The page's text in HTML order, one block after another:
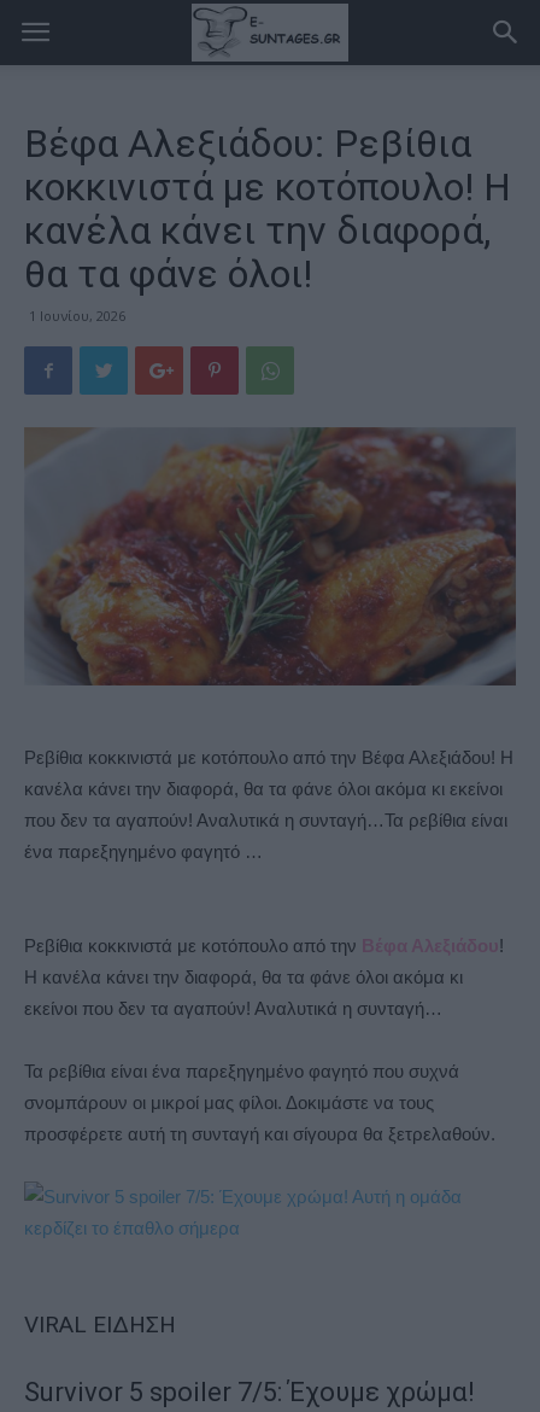
Βέφα Αλεξιάδου: Ρεβίθια
κοκκινιστά με κοτόπουλο! Η
κανέλα κάνει την διαφορά,
θα τα φάνε όλοι!
1 Ιουνίου, 2026
Ρεβίθια κοκκινιστά με κοτόπουλο από την Βέφα Αλεξιάδου! Η
κανέλα κάνει την διαφορά, θα τα φάνε όλοι ακόμα κι εκείνοι
που δεν τα αγαπούν! Αναλυτικά η συνταγή…Τα ρεβίθια είναι
ένα παρεξηγημένο φαγητό …
Ρεβίθια κοκκινιστά με κοτόπουλο από την Βέφα Αλεξιάδου!
Η κανέλα κάνει την διαφορά, θα τα φάνε όλοι ακόμα κι
εκείνοι που δεν τα αγαπούν! Αναλυτικά η συνταγή…
Τα ρεβίθια είναι ένα παρεξηγημένο φαγητό που συχνά
σνομπάρουν οι μικροί μας φίλοι. Δοκιμάστε να τους
προσφέρετε αυτή τη συνταγή και σίγουρα θα ξετρελαθούν.
VIRAL ΕΙΔΗΣΗ
Survivor 5 spoiler 7/5: Έχουμε χρώμα!